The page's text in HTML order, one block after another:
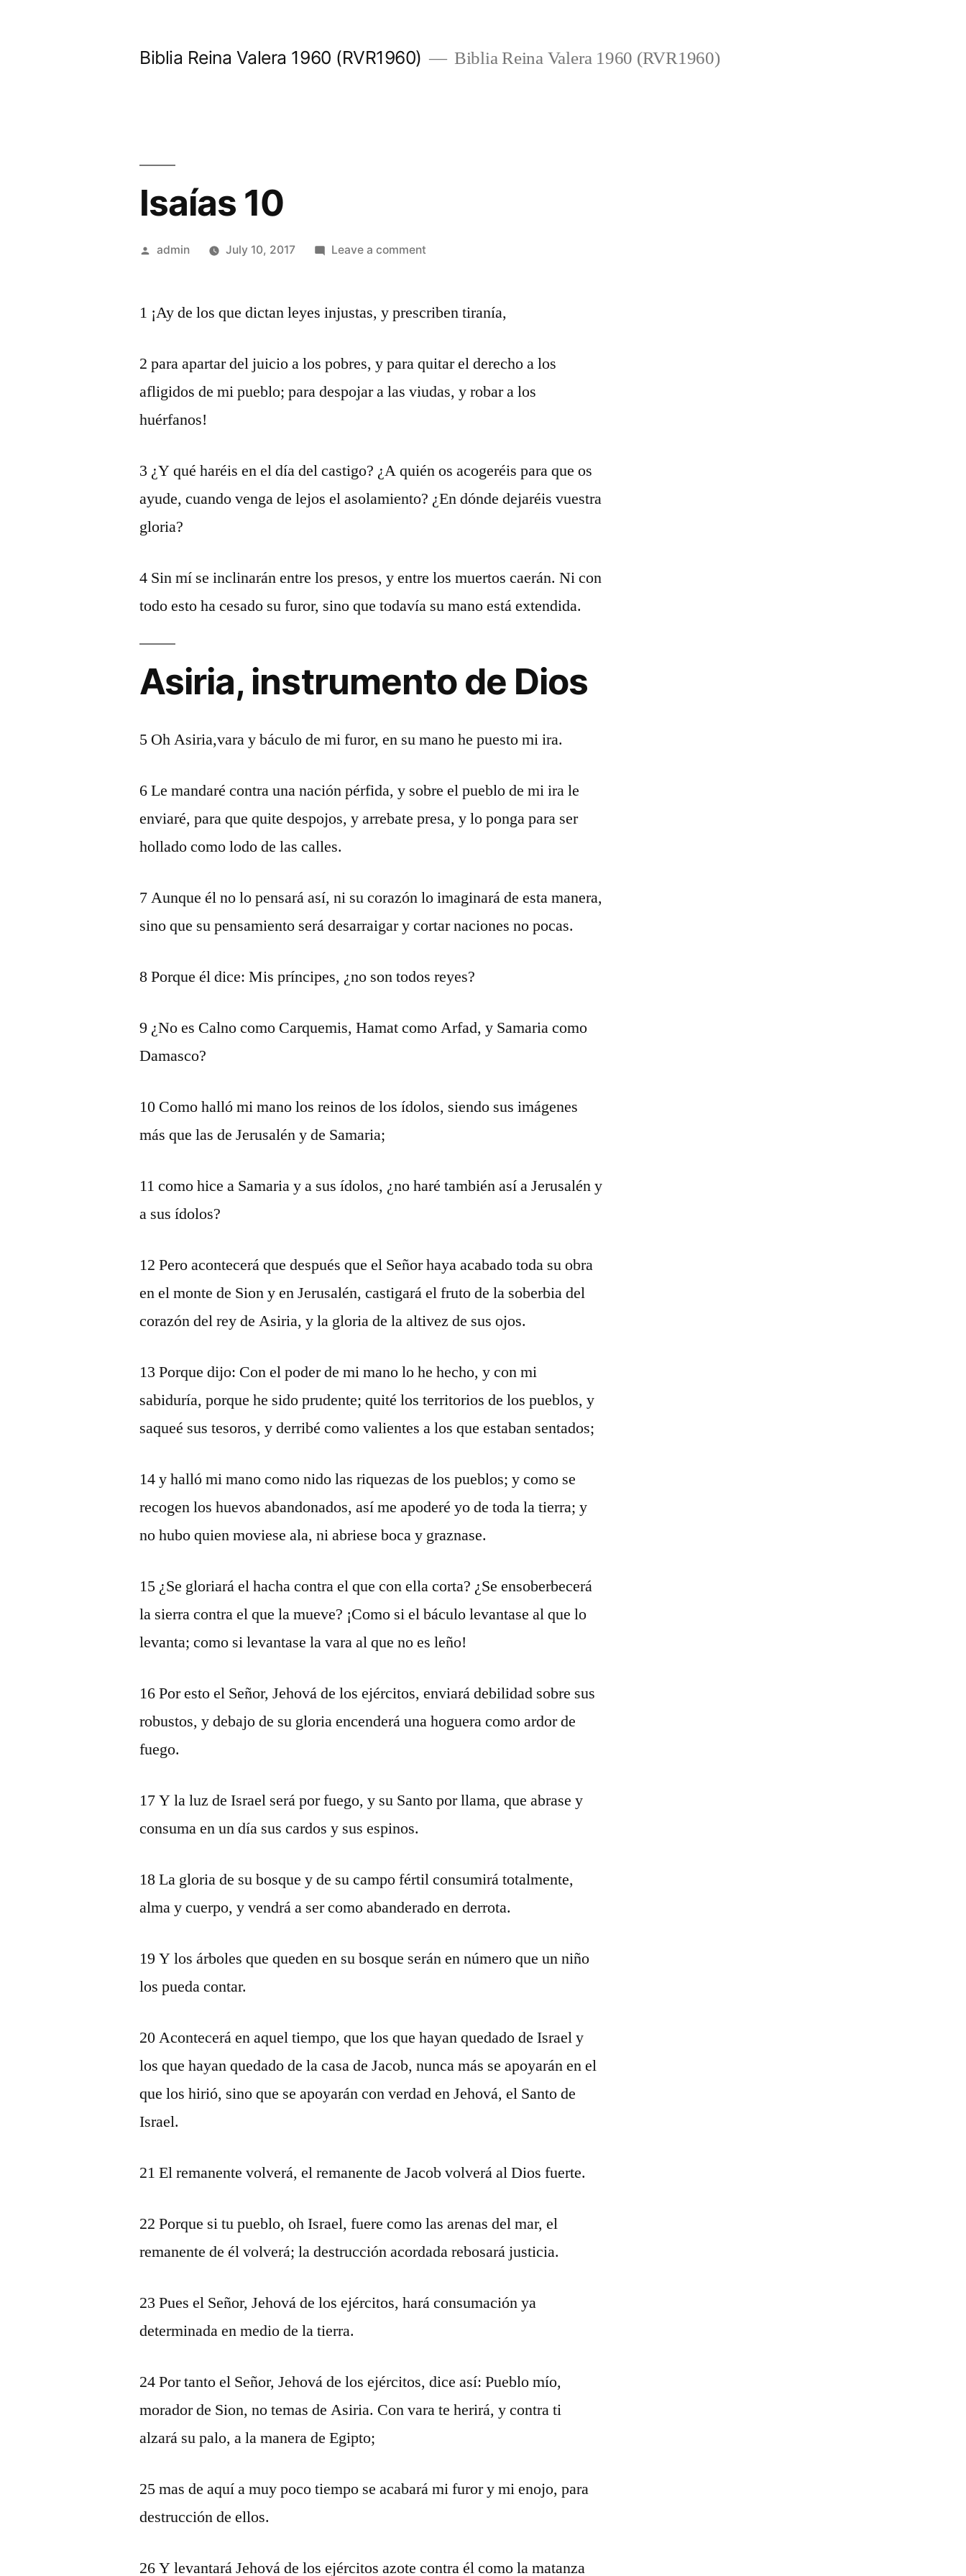
Biblia Reina Valera 1960 (RVR1960) Biblia Reina Valera 1960 (RVR1960)
Isaías 10
Posted
admin July 10, 2017 Leave a commenton
1 ¡Ay de los que dictan leyes injustas, y prescriben tiranía,
2 para apartar del juicio a los pobres, y para quitar el derecho a los
afligidos de mi pueblo; para despojar a las viudas, y robar a los
huérfanos!
3 ¿Y qué haréis en el día del castigo? ¿A quién os acogeréis para que os
ayude, cuando venga de lejos el asolamiento? ¿En dónde dejaréis vuestra
gloria?
4 Sin mí se inclinarán entre los presos, y entre los muertos caerán. Ni con
todo esto ha cesado su furor, sino que todavía su mano está extendida.
Asiria, instrumento de Dios
5 Oh Asiria,vara y báculo de mi furor, en su mano he puesto mi ira.
6 Le mandaré contra una nación pérfida, y sobre el pueblo de mi ira le
enviaré, para que quite despojos, y arrebate presa, y lo ponga para ser
hollado como lodo de las calles.
7 Aunque él no lo pensará así, ni su corazón lo imaginará de esta manera,
sino que su pensamiento será desarraigar y cortar naciones no pocas.
8 Porque él dice: Mis príncipes, ¿no son todos reyes?
9 ¿No es Calno como Carquemis, Hamat como Arfad, y Samaria como
Damasco?
10 Como halló mi mano los reinos de los ídolos, siendo sus imágenes
más que las de Jerusalén y de Samaria;
11 como hice a Samaria y a sus ídolos, ¿no haré también así a Jerusalén y
a sus ídolos?
12 Pero acontecerá que después que el Señor haya acabado toda su obra
en el monte de Sion y en Jerusalén, castigará el fruto de la soberbia del
corazón del rey de Asiria, y la gloria de la altivez de sus ojos.
13 Porque dijo: Con el poder de mi mano lo he hecho, y con mi
sabiduría, porque he sido prudente; quité los territorios de los pueblos, y
saqueé sus tesoros, y derribé como valientes a los que estaban sentados;
14 y halló mi mano como nido las riquezas de los pueblos; y como se
recogen los huevos abandonados, así me apoderé yo de toda la tierra; y
no hubo quien moviese ala, ni abriese boca y graznase.
15 ¿Se gloriará el hacha contra el que con ella corta? ¿Se ensoberbecerá
la sierra contra el que la mueve? ¡Como si el báculo levantase al que lo
levanta; como si levantase la vara al que no es leño!
16 Por esto el Señor, Jehová de los ejércitos, enviará debilidad sobre sus
robustos, y debajo de su gloria encenderá una hoguera como ardor de
fuego.
17 Y la luz de Israel será por fuego, y su Santo por llama, que abrase y
consuma en un día sus cardos y sus espinos.
18 La gloria de su bosque y de su campo fértil consumirá totalmente,
alma y cuerpo, y vendrá a ser como abanderado en derrota.
19 Y los árboles que queden en su bosque serán en número que un niño
los pueda contar.
20 Acontecerá en aquel tiempo, que los que hayan quedado de Israel y
los que hayan quedado de la casa de Jacob, nunca más se apoyarán en el
que los hirió, sino que se apoyarán con verdad en Jehová, el Santo de
Israel.
21 El remanente volverá, el remanente de Jacob volverá al Dios fuerte.
22 Porque si tu pueblo, oh Israel, fuere como las arenas del mar, el
remanente de él volverá; la destrucción acordada rebosará justicia.
23 Pues el Señor, Jehová de los ejércitos, hará consumación ya
determinada en medio de la tierra.
24 Por tanto el Señor, Jehová de los ejércitos, dice así: Pueblo mío,
morador de Sion, no temas de Asiria. Con vara te herirá, y contra ti
alzará su palo, a la manera de Egipto;
25 mas de aquí a muy poco tiempo se acabará mi furor y mi enojo, para
destrucción de ellos.
26 Y levantará Jehová de los ejércitos azote contra él como la matanza